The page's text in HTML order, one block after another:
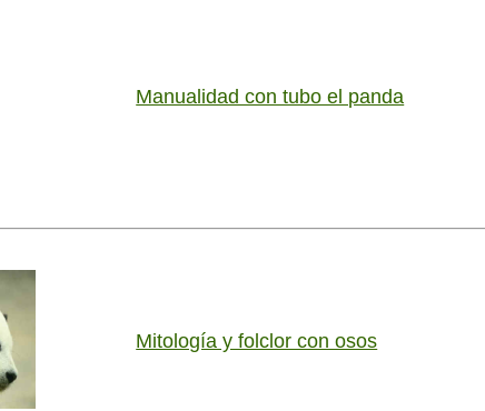
Manualidad con tubo el panda
Mitología y folclor con osos